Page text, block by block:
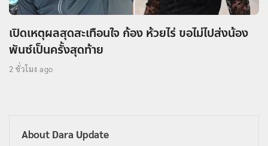
เปิดเหตุผลสุดสะเทือนใจ ก้อง ห้วยไร่ ขอไม่ไปส่งน้อง
พันซ์เป็นครั้งสุดท้าย
2 ชั่วโมง ago
About Dara Update